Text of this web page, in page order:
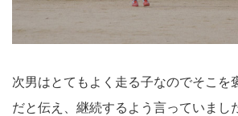
次男はとてもよく走る子なのでそこを
だと伝え、継続するよう言っていまし